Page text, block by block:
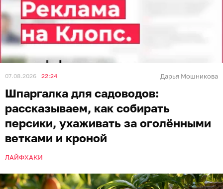
07.08.2026 22:24 Дарья Мошникова
Шпаргалка для садоводов:
рассказываем, как собирать
персики, ухаживать за оголёнными
ветками и кроной
ЛАЙФХАКИ